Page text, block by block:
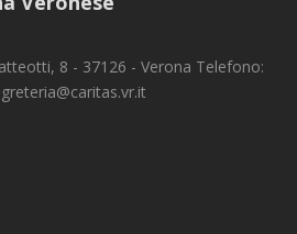
8 - 37126 - Verona Telefono: